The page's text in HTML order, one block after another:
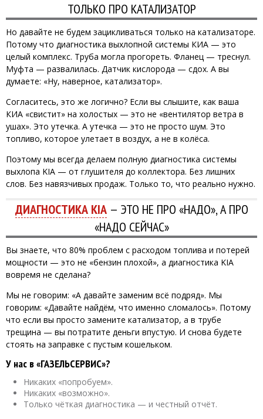
ТОЛЬКО ПРО КАТАЛИЗАТОР
Но давайте не будем зацикливаться только на катализаторе.
Потому что диагностика выхлопной системы КИА — это
целый комплекс. Труба могла прогореть. Фланец — треснул.
Муфта — развалилась. Датчик кислорода — сдох. А вы
думаете: «Ну, наверное, катализатор».
Согласитесь, это же логично? Если вы слышите, как ваша
КИА «свистит» на холостых — это не «вентилятор ветра в
ушах». Это утечка. А утечка — это не просто шум. Это
топливо, которое улетает в воздух, а не в колёса.
Поэтому мы всегда делаем полную диагностика системы
выхлопа KIA — от глушителя до коллектора. Без лишних
слов. Без навязчивых продаж. Только то, что реально нужно.
ДИАГНОСТИКА KIA— ЭТО НЕ ПРО «НАДО», А ПРО
«НАДО СЕЙЧАС»
Вы знаете, что 80% проблем с расходом топлива и потерей
мощности — это не «бензин плохой», а диагностика KIA
вовремя не сделана?
Мы не говорим: «А давайте заменим всё подряд». Мы
говорим: «Давайте найдём, что именно сломалось». Потому
что если вы просто замените катализатор, а в трубе
трещина — вы потратите деньги впустую. И снова будете
стоять на заправке с пустым кошельком.
У нас в «ГАЗЕЛЬСЕРВИС»?
Никаких «попробуем».
Никаких «возможно».
Только чёткая диагностика — и честный отчёт.